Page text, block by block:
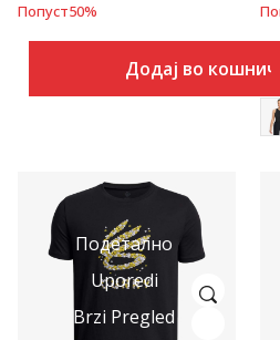
Попуст50%
Додај во
Подетално
Uporedi
Brzi Pregled